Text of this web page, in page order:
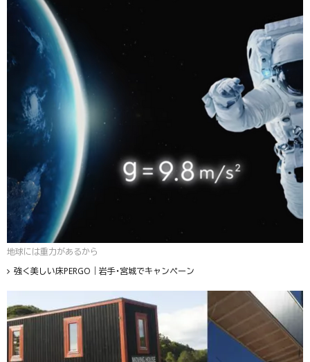
地球には重力があるから
強く美しい床PERGO｜岩手・宮城でキャンペーン